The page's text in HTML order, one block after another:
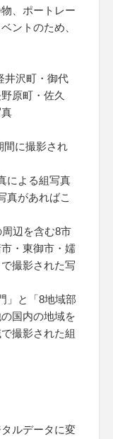
、ポートレー
ントのため、
井沢町・御代
原町・佐久
間に撮影され
による組写真
真があればこ
周辺を含む8市
・東御市・嬬
撮影された写
」と「8地域部
国内の地域を
撮影された組
ルデータに変